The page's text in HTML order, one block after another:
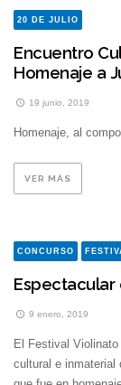
20 DE JULIO
Encuentro
Homenaje a
19 junio, 2019
Homenaje, al
VER MÁS
CONCURSO
Espectacular
9 enero, 2019
El Festival
cultural e inmaterial